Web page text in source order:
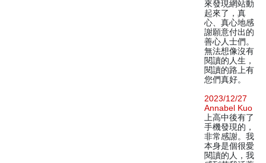
來發現網站動
起來了，真
心、真心地感
謝願意付出的
善心人士們。
無法想像沒有
閱讀的人生，
閱讀的路上有
您們真好。
2023/12/27
Annabel Kuo
上高中後有了
手機發現的，
非常感謝。我
本身是個很愛
閱讀的人，我